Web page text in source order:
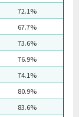
72.1%
67.7%
73.6%
76.9%
74.1%
80.9%
83.6%